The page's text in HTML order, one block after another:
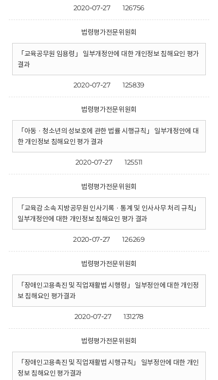
2020-07-27 126756
법령평가전문위원회
「교육공무원 임용령」 일부개정안에 대한 개인정보 침해요인 평가
결과
2020-07-27 125839
법령평가전문위원회
「아동 · 청소년의 성보호에 관한 법률 시행규칙」 일부개정안에 대
한 개인정보 침해요인 평가 결과
2020-07-27 125511
법령평가전문위원회
「교육감 소속 지방공무원 인사기록 · 통계 및 인사사무 처리 규칙」
일부개정안에 대한 개인정보 침해요인 평가 결과
2020-07-27 126269
법령평가전문위원회
「장애인고용촉진 및 직업재활법 시행령」 일부정안에 대한 개인정
보 침해요인 평가결과
2020-07-27 131278
법령평가전문위원회
「장애인고용촉진 및 직업재활법 시행규칙」 일부정안에 대한 개인
정보 침해요인 평가결과